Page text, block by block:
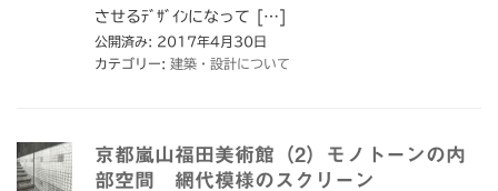
させるﾃﾞｻﾞｲﾝになって […]
公開済み: 2017年4月30日
カテゴリー: 建築・設計について
京都嵐山福田美術館（2）モノトーンの内
部空間 網代模様のスクリーン